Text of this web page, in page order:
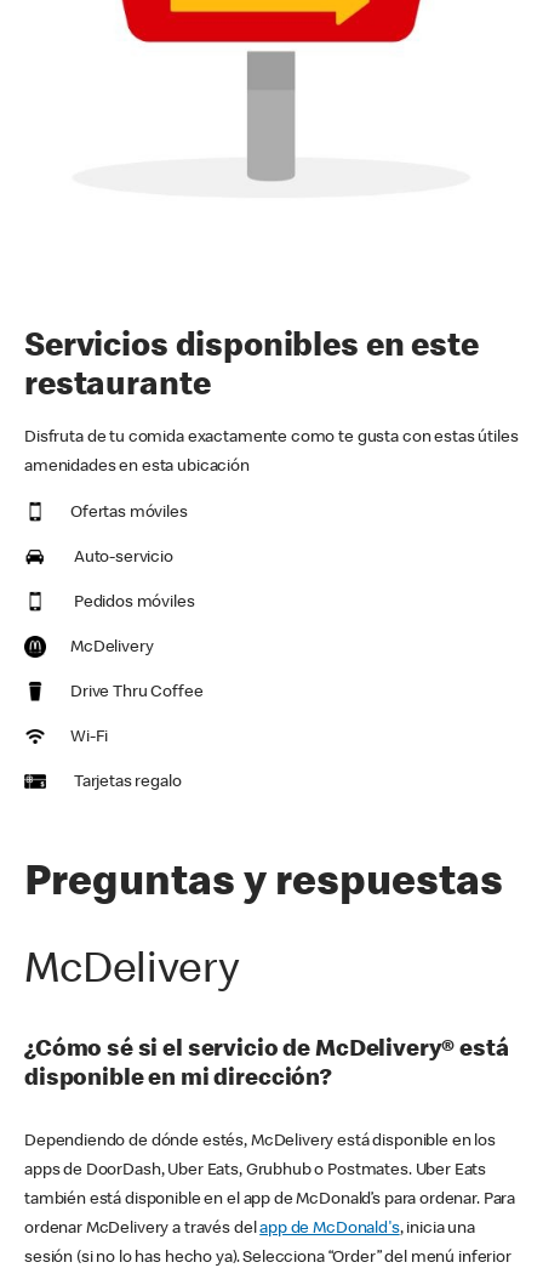
Servicios disponibles en este
restaurante
Disfruta de tu comida exactamente como te gusta con estas útiles
amenidades en esta ubicación
Ofertas móviles
Auto-servicio
Pedidos móviles
McDelivery
Drive Thru Coffee
Wi-Fi
Tarjetas regalo
Preguntas y respuestas
McDelivery
¿Cómo sé si el servicio de McDelivery® está
disponible en mi dirección?
Dependiendo de dónde estés, McDelivery está disponible en los
apps de DoorDash, Uber Eats, Grubhub o Postmates. Uber Eats
también está disponible en el app de McDonald’s para ordenar. Para
ordenar McDelivery a través delapp de McDonald's, inicia una
sesión (si no lo has hecho ya). Selecciona “Order” del menú inferior